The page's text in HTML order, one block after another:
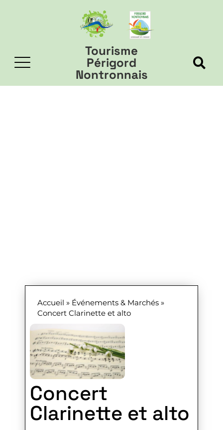
Tourisme
Périgord
Nontronnais
Accueil » Événements & Marchés»
Concert Clarinette et alto
Concert
Clarinette et alto